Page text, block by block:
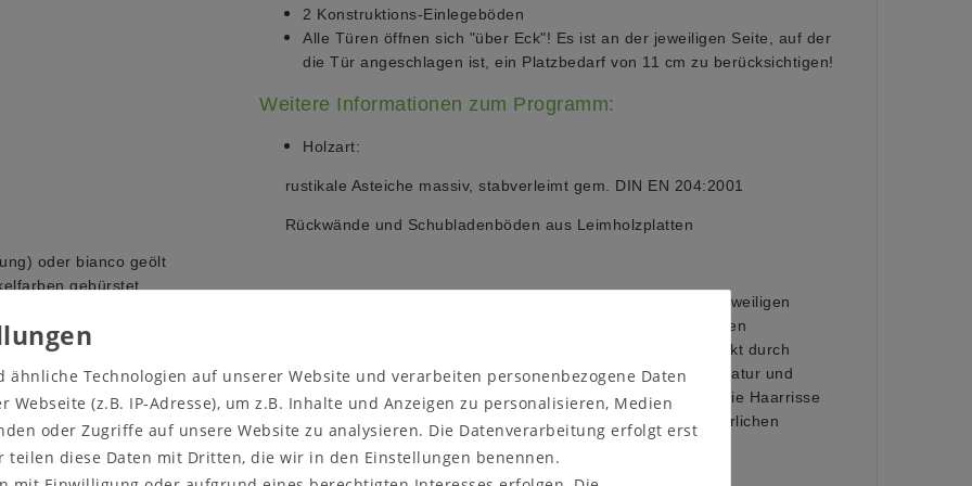
oder bianco geölt
gebürstet
oder Braunglas
rufen Sie uns direkt an
2 Konstruktions-Einlegeböden
Alle Türen öffnen sich "über Eck"! Es ist an der jeweiligen Seite, auf der
die Tür angeschlagen ist, ein Platzbedarf von 11 cm zu berücksichtigen!
Weitere Informationen zum Programm:
Holzart:
rustikale Asteiche massiv, stabverleimt gem. DIN EN 204:2001
Rückwände und Schubladenböden aus Leimholzplatten
Massivholz ist ein organisches Material, das sich an die jeweiligen
Umgebungsbedingungen anpasst. Im Laufe der Zeit können
Farbveränderungen und Rissbildungen entstehen, verstärkt durch
Sonneneinstrahlung, starke Lichtquellen, als auch Temperatur und
Luftfeuchtigkeit der Umgebung. Spannungen im Holz, sowie Haarrisse
und ein Verziehen des Holzes sind typisch für diesen natürlichen
Werkstoff.
ähnliche Technologien auf unserer Website und verarbeiten personenbezogene Daten
Webseite (z.B. IP-Adresse), um z.B. Inhalte und Anzeigen zu personalisieren, Medien
oder Zugriffe auf unsere Website zu analysieren. Die Datenverarbeitung erfolgt erst
teilen diese Daten mit Dritten, die wir in den Einstellungen benennen.